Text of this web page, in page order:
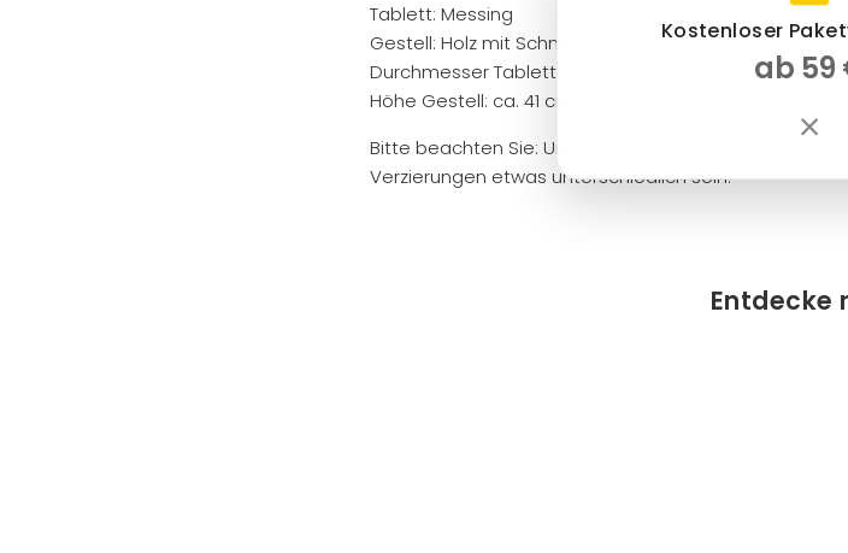
Tablett: Messing
Gestell: Holz mit Schnitzereien, klappbar
Durchmesser Tablett: ca. 30 cm
Höhe Gestell: ca. 41 cm
Bitte beachten Sie: Unsere Teetische sind
Verzierungen etwas unterschiedlich sein.
Entdecke
Kostenloser
ab 59
×